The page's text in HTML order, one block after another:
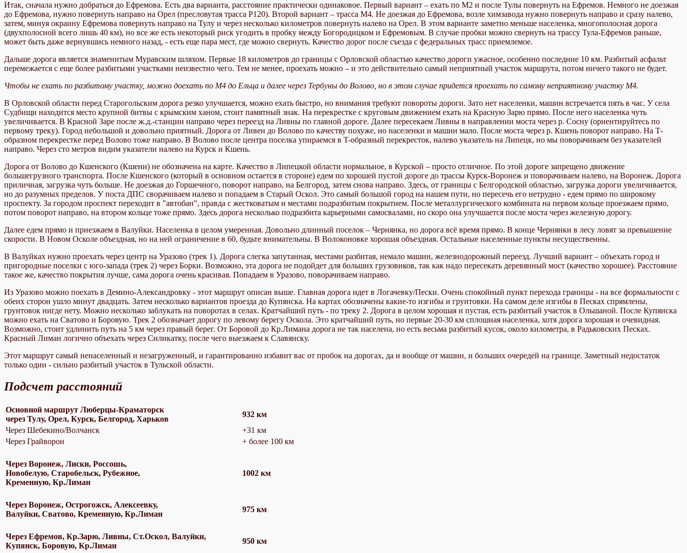
Итак, сначала нужно добраться до Ефремова. Есть два варианта, расстояние практически одинаковое. Первый вариант – ехать по М2 и после Тулы повернуть на Ефремов. Немного не доезжая
до Ефремова, нужно повернуть направо на Орел (пресловутая трасса Р120). Второй вариант – трасса М4. Не доезжая до Ефремова, возле химзавода нужно повернуть направо и сразу налево,
затем, минуя окраину Ефремова повернуть направо на Тулу и через несколько километров повернуть налево на Орел. В этом варианте заметно меньше населенка, многополосная дорога
(двухполосной всего лишь 40 км), но все же есть некоторый риск угодить в пробку между Богородицком и Ефремовым. В случае пробки можно свернуть на трассу Тула-Ефремов раньше,
может быть даже вернувшись немного назад, - есть еще пара мест, где можно свернуть. Качество дорог после съезда с федеральных трасс приемлемое.
Дальше дорога является знаменитым Муравским шляхом. Первые 18 километров до границы с Орловской областью качество дороги ужасное, особенно последние 10 км. Разбитый асфальт
перемежается с еще более разбитыми участками неизвестно чего. Тем не менее, проехать можно – и это действительно самый неприятный участок маршрута, потом ничего такого не будет.
Чтобы не ехать по разбитому участку, можно доехать по М4 до Ельца и далее через Тербуны до Волово, но в этом случае придется проехать по самому неприятному участку М4.
В Орловской области перед Старогольским дорога резко улучшается, можно ехать быстро, но внимания требуют повороты дороги. Зато нет населенки, машин встречается пять в час. У села
Судбищи находится место крупной битвы с крымским ханом, стоит памятный знак. На перекрестке с круговым движением ехать на Красную Зарю прямо. После него населенка чуть
увеличивается. В Красной Заре после ж.д.-станции направо через переезд на Ливны по главной дороге. Далее пересекаем Ливны в направлении моста через р. Сосну (ориентируйтесь по
первому треку). Город небольшой и довольно приятный. Дорога от Ливен до Волово по качеству похуже, но населенки и машин мало. После моста через р. Кшень поворот направо. На Т-
образном перекрестке перед Волово тоже направо. В Волово после центра поселка упираемся в T-образный перекресток, налево указатель на Липецк, но мы поворачиваем без указателей
направо. Через сто метров видим указатели налево на Курск и Кшень.
Дорога от Волово до Кшенского (Кшени) не обозначена на карте. Качество в Липецкой области нормальное, в Курской – просто отличное. По этой дороге запрещено движение
большегрузного транспорта. После Кшенского (который в основном остается в стороне) едем по хорошей пустой дороге до трассы Курск-Воронеж и поворачиваем налево, на Воронеж. Дорога
приличная, загрузка чуть больше. Не доезжая до Горшечного, поворот направо, на Белгород, затем снова направо. Здесь, от границы с Белгородской областью, загрузка дороги увеличивается,
но до разумных пределов. У поста ДПС сворачиваем налево и попадаем в Старый Оскол. Это самый большой город на нашем пути, но пересечь его нетрудно - едем прямо по широкому
проспекту. За городом проспект переходит в "автобан", правда с жестковатым и местами подразбитым покрытием. После металлургического комбината на первом кольце проезжаем прямо,
потом поворот направо, на втором кольце тоже прямо. Здесь дорога несколько подразбита карьерными самосвалами, но скоро она улучшается после моста через железную дорогу.
Далее едем прямо и приезжаем в Валуйки. Населенка в целом умеренная. Довольно длинный поселок – Чернянка, но дорога всё время прямо. В конце Чернянки в лесу ловят за превышение
скорости. В Новом Осколе объездная, но на ней ограничение в 60, будьте внимательны. В Волоконовке хорошая объездная. Остальные населенные пункты несущественны.
В Валуйках нужно проехать через центр на Уразово (трек 1). Дорога слегка запутанная, местами разбитая, немало машин, железнодорожный переезд. Лучший вариант – объехать город и
пригородные поселки с юго-запада (трек 2) через Борки. Возможно, эта дорога не подойдет для больших грузовиков, так как надо пересекать деревянный мост (качество хорошее). Расстояние
такое же, качество покрытия лучше, сама дорога очень красивая. Попадаем в Уразово, поворачиваем направо.
Из Уразово можно поехать в Демино-Александровку - этот маршрут описан выше. Главная дорога идет в Логачевку/Пески. Очень спокойный пункт перехода границы - на все формальности с
обеих сторон ушло минут двадцать. Затем несколько вариантов проезда до Купянска. На картах обозначены какие-то изгибы и грунтовки. На самом деле изгибы в Песках спрямлены,
грунтовок нигде нету. Можно несколько заблукать на поворотах в селах. Кратчайший путь - по треку 2. Дорога в целом хорошая и пустая, есть разбитый участок в Ольшаной. После Купянска
можно ехать на Сватово и Боровую. Трек 2 обозначает дорогу по левому берегу Оскола. Это кратчайший путь, но первые 20-30 км сплошная населенка, хотя дорога хорошая и очевидная.
Возможно, стоит удлинить путь на 5 км через правый берег. От Боровой до Кр.Лимана дорога не так населена, но есть весьма разбитый кусок, около километра, в Радьковских Песках.
Красный Лиман логично объехать через Силикатку, после чего выезжаем к Славянску.
Этот маршрут самый ненаселенный и незагруженный, и гарантированно избавит вас от пробок на дорогах, да и вообще от машин, и больших очередей на границе. Заметный недостаток
только один - сильно разбитый участок в Тульской области.
Подсчет расстояний
Основной маршрут Люберцы-Краматорск
через Тулу, Орел, Курск, Белгород, Харьков
932 км
Через Шебекино/Волчанск
+31 км
Через Грайворон
+ более 100 км
Через Воронеж, Лиски, Россошь,
Новобелую, Старобельск, Рубежное,
Кременную, Кр.Лиман
1002 км
Через Воронеж, Острогожск, Алексеевку,
Валуйки, Сватово, Кременную, Кр.Лиман
975 км
Через Ефремов, Кр.Зарю, Ливны, Ст.Оскол, Валуйки,
Купянск, Боровую, Кр.Лиман
950 км